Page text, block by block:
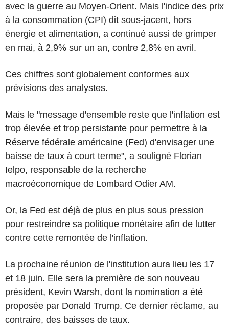
avec la guerre au Moyen-Orient. Mais l'indice des prix
à la consommation (CPI) dit sous-jacent, hors
énergie et alimentation, a continué aussi de grimper
en mai, à 2,9% sur un an, contre 2,8% en avril.
Ces chiffres sont globalement conformes aux
prévisions des analystes.
Mais le "message d'ensemble reste que l'inflation est
trop élevée et trop persistante pour permettre à la
Réserve fédérale américaine (Fed) d'envisager une
baisse de taux à court terme", a souligné Florian
Ielpo, responsable de la recherche
macroéconomique de Lombard Odier AM.
Or, la Fed est déjà de plus en plus sous pression
pour restreindre sa politique monétaire afin de lutter
contre cette remontée de l'inflation.
La prochaine réunion de l'institution aura lieu les 17
et 18 juin. Elle sera la première de son nouveau
président, Kevin Warsh, dont la nomination a été
proposée par Donald Trump. Ce dernier réclame, au
contraire, des baisses de taux.